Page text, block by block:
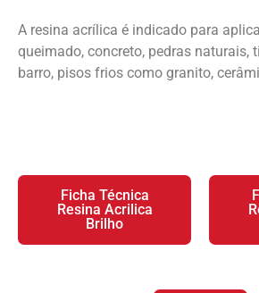
A resina acrílica é indicado para
queimado, concreto, pedras naturais,
barro, pisos frios como granito,
Ficha Técnica
Resina Acrilica
Brilho